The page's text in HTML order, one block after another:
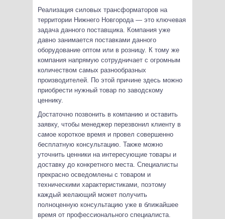
Реализация силовых трансформаторов на
территории Нижнего Новгорода — это ключевая
задача данного поставщика. Компания уже
давно занимается поставками данного
оборудование оптом или в розницу. К тому же
компания напрямую сотрудничает с огромным
количеством самых разнообразных
производителей. По этой причине здесь можно
приобрести нужный товар по заводскому
ценнику.
Достаточно позвонить в компанию и оставить
заявку, чтобы менеджер перезвонил клиенту в
самое короткое время и провел совершенно
бесплатную консультацию. Также можно
уточнить ценники на интересующие товары и
доставку до конкретного места. Специалисты
прекрасно осведомлены с товаром и
техническими характеристиками, поэтому
каждый желающий может получить
полноценную консультацию уже в ближайшее
время от профессионального специалиста.